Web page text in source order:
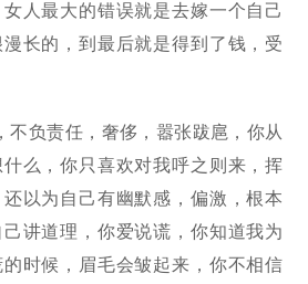
人最大的错误就是去嫁一个自己
长的，到最后就是得到了钱，受
不负责任，奢侈，嚣张跋扈，你从
么，你只喜欢对我呼之则来，挥
以为自己有幽默感，偏激，根本
讲道理，你爱说谎，你知道我为
时候，眉毛会皱起来，你不相信